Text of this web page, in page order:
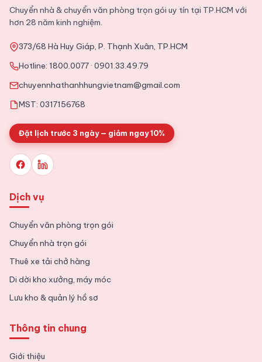
Dịch vụ chuyển nhà trọn gói Quận 9 uy tín, giá rẻ
2025-11-09
Tin Tức
Tổng hợp kinh nghiệm chuyển văn phòng chi tiết từ A tới Z
Chuyển nhà & chuyển văn phòng trọn gói uy tín tại TP.HCM với
hơn 28 năm kinh nghiệm.
373/68 Hà Huy Giáp, P. Thạnh Xuân, TP.HCM
Hotline: 1800.0077 · 0901.33.49.79
chuyennhathanhhungvietnam@gmail.com
MST: 0317156768
Đặt lịch trước 3 ngày — giảm ngay 10%
Dịch vụ
Chuyển văn phòng trọn gói
Chuyển nhà trọn gói
Thuê xe tải chở hàng
Di dời kho xưởng, máy móc
Lưu kho & quản lý hồ sơ
Thông tin chung
Giới thiệu